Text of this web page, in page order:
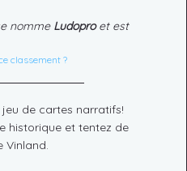
nomme Ludoproet est
classement ?
de cartes narratifs!
historique et tentez de
Vinland.